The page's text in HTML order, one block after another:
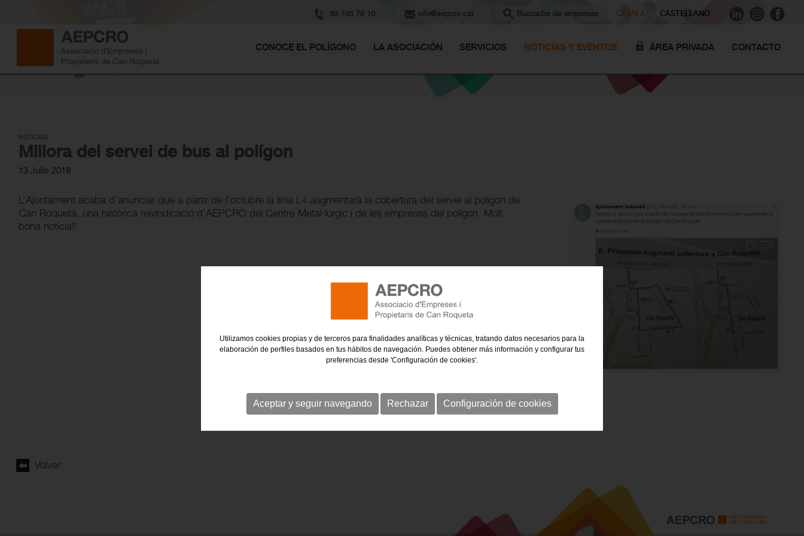
93 745 78 10 info@aepcro.cat Buscador de empresas CATALÀ CASTELLANO
CONOCE EL POLÍGONO LA ASOCIACIÓN SERVICIOS NOTICIAS Y EVENTOS ÁREA PRIVADA CONTACTO
NOTICIAS
Millora del servei de bus al polígon
13 Julio 2018
L’Ajuntament acaba d’anunciar que a partir de l’octubre la línia L4 augmentarà la cobertura del servei al polígon de
Can Roqueta, una històrica reivindicació d’AEPCRO del Centre Metal·lúrgic i de les empreses del polígon. Molt
bona noticia!!
Volver
Utilizamos cookies propias y de terceros para finalidades analíticas y técnicas, tratando datos necesarios para la
elaboración de perfiles basados en tus hábitos de navegación. Puedes obtener más información y configurar tus
preferencias desde 'Configuración de cookies'.
Aceptar y seguir navegando Rechazar Configuración de cookies